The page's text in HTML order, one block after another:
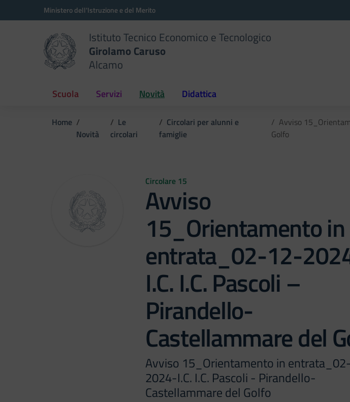
Vai ai contenuti
Vai al menu di navigazioneMinistero dell'Istruzione e del Merito
Istituto Tecnico Economico e Tecnologico
Girolamo Caruso
Alcamo
Scuola Servizi Novità Didattica
Home
Novità
Le
circolari
Circolari per alunni e
famiglie
Avviso
Golfo
Circolare 15
Avviso
15_Orientamento in
entrata_02-12-
I.C. I.C. Pascoli –
Pirandello-
Castellammare del
Avviso 15_Orientamento in
2024-I.C. I.C. Pascoli - Pirandello-
Castellammare del Golfo